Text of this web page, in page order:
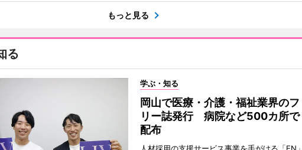
もっと見る
る
学ぶ・知る
岡山で医療・介護・福祉業界のフ
リー誌発行 病院など500カ所で
配布